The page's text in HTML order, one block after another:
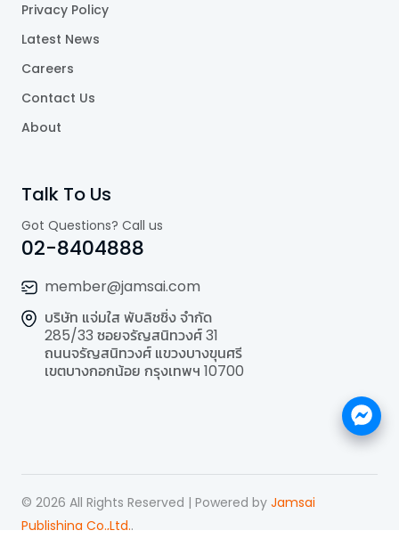
Privacy Policy
Latest News
Careers
Contact Us
About
Talk To Us
Got Questions? Call us
02-8404888
member@jamsai.com
บริษัท แจ่มใส พับลิชชิ่ง จำกัด
285/33 ซอยจรัญสนิทวงศ์ 31
ถนนจรัญสนิทวงศ์ แขวงบางขุนศรี
เขตบางกอกน้อย กรุงเทพฯ 10700
© 2026 All Rights Reserved | Powered by Jamsai
Publishing Co.,Ltd..